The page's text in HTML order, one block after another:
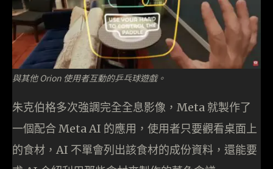
與其他 Orion 使用者互動的乒乓球遊戲。
朱克伯格多次強調完全全息影像，Meta 就製作了
一個配合 Meta AI 的應用，使用者只要觀看桌面上
的食材，AI 不單會列出該食材的成份資料，還能要